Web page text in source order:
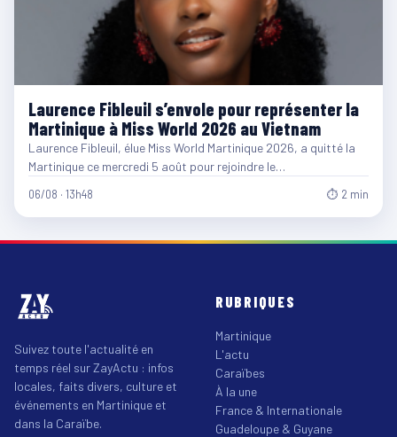
Laurence Fibleuil s’envole pour représenter la
Martinique à Miss World 2026 au Vietnam
Laurence Fibleuil, élue Miss World Martinique 2026, a quitté la
Martinique ce mercredi 5 août pour rejoindre le…
06/08 · 13h48 ⏱ 2 min
Suivez toute l'actualité en
temps réel sur ZayActu : infos
locales, faits divers, culture et
événements en Martinique et
dans la Caraïbe.
RUBRIQUES
Martinique
L'actu
Caraïbes
À la une
France & Internationale
Guadeloupe & Guyane